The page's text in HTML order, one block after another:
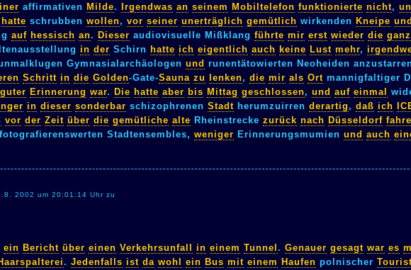
affirmativen Milde. Irgendwas an seinem Mobiltelefon funktionierte nicht,
hatte schrubben wollen, vor seiner unerträglich gemütlich wirkenden Kneipe und
auf hessisch an. Dieser audiovisuelle Mißklang führte mir erst wieder die
in der Schirn hatte ich eigentlich auch keine Lust mehr,
Gymnasialarchäologen und runentätowierten Neoheiden
Schritt in die Golden-Gate-Sauna zu lenken, die mir als Ort mannigfaltiger
guter Erinnerung war. Die hatte aber bis Mittag geschlossen, und auf einmal
in dieser sonderbar schizophrenen Stadt herumzuirren derartig , daß ich
vor der Zeit über die gemütliche alte Rheinstrecke zurück nach Düsseldorf
fotografierenswerten Stadtensembles, weniger Erinnerungsmumien und auch
2002 um 20:01:14 Uhr zu
ein Bericht über einen Verkehrsunfall in einem Tunnel . Genauer gesagt war es
. Jedenfalls ist da wohl ein Bus mit einem Haufen polnischer